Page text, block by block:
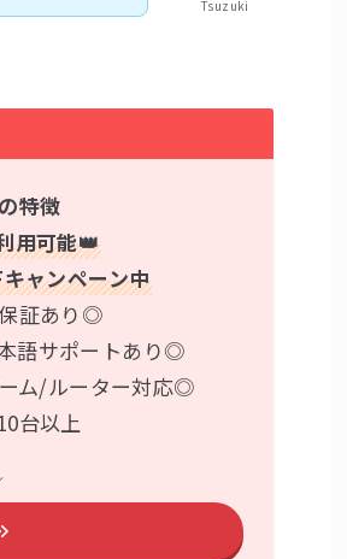
Tsuzuki
特徴
用可能👑
ャンペーン中
証あり◎
語サポートあり◎
ム/ルーター対応◎
台以上